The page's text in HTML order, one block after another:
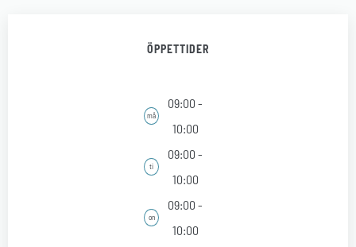
ÖPPETTIDER
må
09:00 -
10:00
ti
09:00 -
10:00
on
09:00 -
10:00